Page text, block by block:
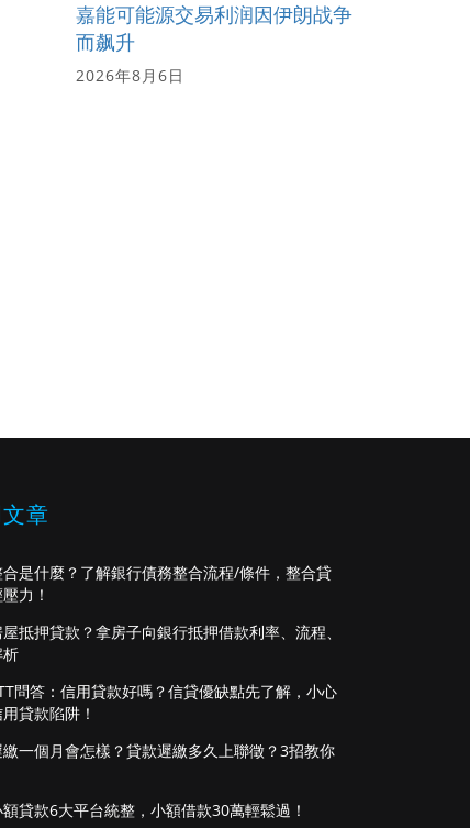
嘉能可能源交易利润因伊朗战争
而飙升
2026年8月6日
章
是什麼？了解銀行債務整合流程/條件，整合貸
力！
抵押貸款？拿房子向銀行抵押借款利率、流程、
問答：信用貸款好嗎？信貸優缺點先了解，小心
貸款陷阱！
一個月會怎樣？貸款遲繳多久上聯徵？3招教你
貸款6大平台統整，小額借款30萬輕鬆過！